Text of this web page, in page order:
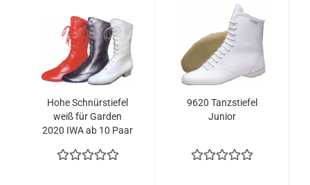
Hohe Schnürstiefel
weiß für Garden
2020 IWA ab 10 Paar
9620 Tanzstiefel
Junior